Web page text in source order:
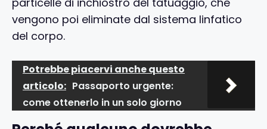
vengono poi eliminate dal sistema linfatico
del corpo.
Potrebbe piacervi anche questo
articolo: Passaporto urgente:
come ottenerlo in un solo giorno